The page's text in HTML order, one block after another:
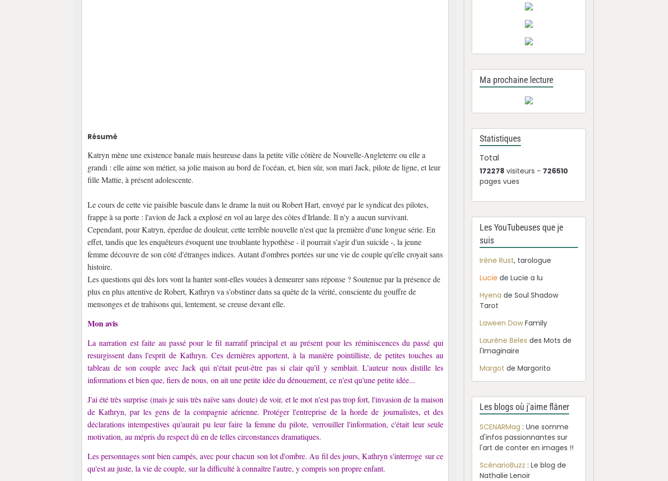
Résumé
Katryn mène une existence banale mais heureuse dans la petite ville côtière de Nouvelle-Angleterre ou elle a
grandi : elle aime son métier, sa jolie maison au bord de l'océan, et, bien sûr, son mari Jack, pilote de ligne, et leur
fille Mattie, à présent adolescente.
Le cours de cette vie paisible bascule dans le drame la nuit ou Robert Hart, envoyé par le syndicat des pilotes,
frappe à sa porte : l'avion de Jack a explosé en vol au large des côtes d'Irlande. Il n'y a aucun survivant.
Cependant, pour Katryn, éperdue de douleur, cette terrible nouvelle n'est que la première d'une longue série. En
effet, tandis que les enquêteurs évoquent une troublante hypothèse - il pourrait s'agir d'un suicide -, la jeune
femme découvre de son côté d'étranges indices. Autant d'ombres portées sur une vie de couple qu'elle croyait sans
histoire.
Les questions qui dès lors vont la hanter sont-elles vouées à demeurer sans réponse ? Soutenue par la présence de
plus en plus attentive de Robert, Kathryn va s'obstiner dans sa quête de la vérité, consciente du gouffre de
mensonges et de trahisons qui, lentement, se creuse devant elle.
Mon avis
La narration est faite au passé pour le fil narratif principal et au présent pour les réminiscences du passé qui
resurgissent dans l'esprit de Kathryn. Ces dernières apportent, à la manière pointilliste, de petites touches au
tableau de son couple avec Jack qui n'était peut-être pas si clair qu'il y semblait. L'auteur nous distille les
informations et bien que, fiers de nous, on ait une petite idée du dénouement, ce n'est qu'une petite idée...
J'ai été très surprise (mais je suis très naïve sans doute) de voir, et le mot n'est pas trop fort, l'invasion de la maison
de Kathryn, par les gens de la compagnie aérienne. Protéger l'entreprise de la horde de journalistes, et des
déclarations intempestives qu'aurait pu leur faire la femme du pilote, verrouiller l'information, c'était leur seule
motivation, au mépris du respect dû en de telles circonstances dramatiques.
Les personnages sont bien campés, avec pour chacun son lot d'ombre. Au fil des jours, Kathryn s'interroge sur ce
qu'est au juste, la vie de couple, sur la difficulté à connaître l'autre, y compris son propre enfant.
Ma prochaine lecture
Statistiques
Total
172278 visiteurs - 726510
pages vues
Les YouTubeuses que je
suis
Irène Rust, tarologue
Luciede Lucie a lu
Hyena de Soul Shadow
Tarot
Laween DowFamily
Laurène Beles des Mots de
l'Imaginaire
Margot de Margorito
Les blogs où j'aime flâner
SCENARMag : Une somme
d'infos passionnantes sur
l'art de conter en images !!
ScénarioBuzz : Le blog de
Nathalie Lenoir